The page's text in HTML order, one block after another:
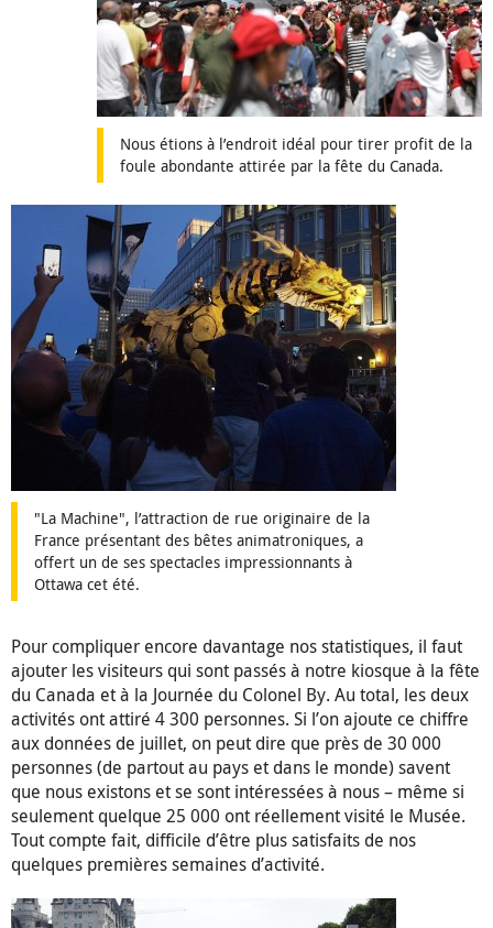
Nous étions à l’endroit idéal pour tirer profit de la
foule abondante attirée par la fête du Canada.
"La Machine", l’attraction de rue originaire de la
France présentant des bêtes animatroniques, a
offert un de ses spectacles impressionnants à
Ottawa cet été.
Pour compliquer encore davantage nos statistiques, il faut
ajouter les visiteurs qui sont passés à notre kiosque à la fête
du Canada et à la Journée du Colonel By. Au total, les deux
activités ont attiré 4 300 personnes. Si l’on ajoute ce chiffre
aux données de juillet, on peut dire que près de 30 000
personnes (de partout au pays et dans le monde) savent
que nous existons et se sont intéressées à nous – même si
seulement quelque 25 000 ont réellement visité le Musée.
Tout compte fait, difficile d’être plus satisfaits de nos
quelques premières semaines d’activité.